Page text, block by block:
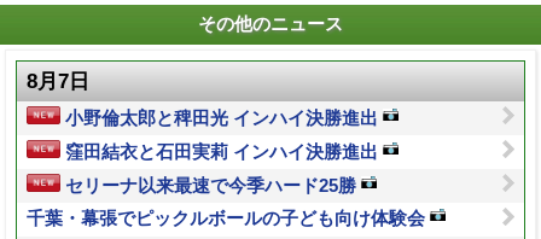
その他のニュース
8月7日
小野倫太郎と稗田光 インハイ決勝進出
窪田結衣と石田実莉 インハイ決勝進出
セリーナ以来最速で今季ハード25勝
千葉・幕張でピックルボールの子ども向け体験会